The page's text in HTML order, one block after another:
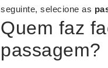
seguinte, selecione as
Quem faz
passagem?